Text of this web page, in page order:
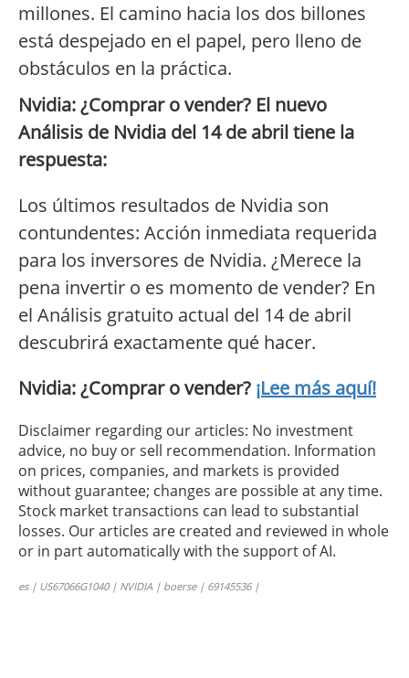
millones. El camino hacia los dos billones
está despejado en el papel, pero lleno de
obstáculos en la práctica.
Nvidia: ¿Comprar o vender? El nuevo
Análisis de Nvidia del 14 de abril tiene la
respuesta:
Los últimos resultados de Nvidia son
contundentes: Acción inmediata requerida
para los inversores de Nvidia. ¿Merece la
pena invertir o es momento de vender? En
el Análisis gratuito actual del 14 de abril
descubrirá exactamente qué hacer.
Nvidia: ¿Comprar o vender? ¡Lee más aquí!
Disclaimer regarding our articles: No investment
advice, no buy or sell recommendation. Information
on prices, companies, and markets is provided
without guarantee; changes are possible at any time.
Stock market transactions can lead to substantial
losses. Our articles are created and reviewed in whole
or in part automatically with the support of AI.
es | US67066G1040 | NVIDIA | boerse | 69145536 |